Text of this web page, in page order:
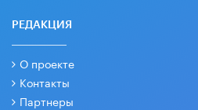
РЕДАКЦИЯ
О проекте
Контакты
Партнеры